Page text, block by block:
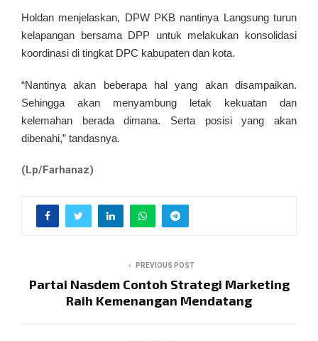
Holdan menjelaskan, DPW PKB nantinya Langsung turun
kelapangan bersama DPP untuk melakukan konsolidasi
koordinasi di tingkat DPC kabupaten dan kota.
“Nantinya akan beberapa hal yang akan disampaikan.
Sehingga akan menyambung letak kekuatan dan
kelemahan berada dimana. Serta posisi yang akan
dibenahi,” tandasnya.
(Lp/Farhanaz)
PREVIOUS POST
Partai Nasdem Contoh Strategi Marketing
Raih Kemenangan Mendatang